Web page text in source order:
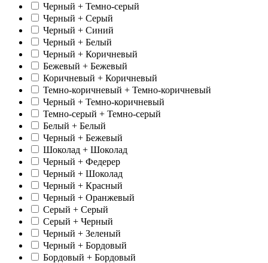
Черный + Темно-серый
Черный + Серый
Черный + Синий
Черный + Белый
Черный + Коричневый
Бежевый + Бежевый
Коричневый + Коричневый
Темно-коричневый + Темно-коричневый
Черный + Темно-коричневый
Темно-серый + Темно-серый
Белый + Белый
Черный + Бежевый
Шоколад + Шоколад
Черный + Федерер
Черный + Шоколад
Черный + Красный
Черный + Оранжевый
Серый + Серый
Серый + Черный
Черный + Зеленый
Черный + Бордовый
Бордовый + Бордовый